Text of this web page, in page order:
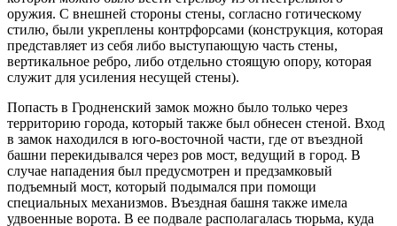
оружия. С внешней стороны стены, согласно готическому
стилю, были укреплены контрфорсами (конструкция, которая
представляет из себя либо выступающую часть стены,
вертикальное ребро, либо отдельно стоящую опору, которая
служит для усиления несущей стены).
Попасть в Гродненский замок можно было только через
территорию города, который также был обнесен стеной. Вход
в замок находился в юго-восточной части, где от въездной
башни перекидывался через ров мост, ведущий в город. В
случае нападения был предусмотрен и предзамковый
подъемный мост, который подымался при помощи
специальных механизмов. Въездная башня также имела
удвоенные ворота. В ее подвале располагалась тюрьма, куда